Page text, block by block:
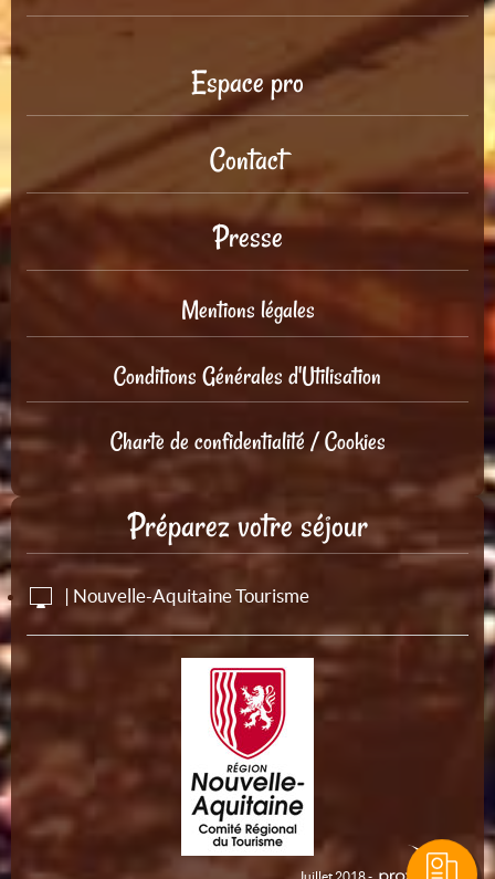
Espace pro
Contact
Presse
Mentions légales
Conditions Générales d'Utilisation
Charte de confidentialité / Cookies
Préparez votre séjour
| Nouvelle-Aquitaine Tourisme